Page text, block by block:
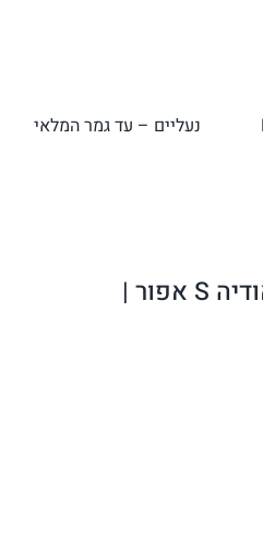
נעליים – עד גמר המלאי
ארנק עור לנשים קלאודיה S אפור |